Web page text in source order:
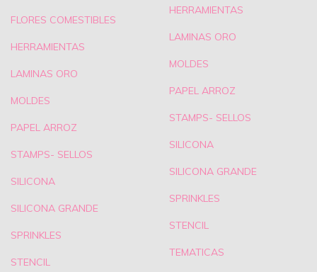
FLORES COMESTIBLES
HERRAMIENTAS
LAMINAS ORO
MOLDES
PAPEL ARROZ
STAMPS- SELLOS
SILICONA
SILICONA GRANDE
SPRINKLES
STENCIL
HERRAMIENTAS
LAMINAS ORO
MOLDES
PAPEL ARROZ
STAMPS- SELLOS
SILICONA
SILICONA GRANDE
SPRINKLES
STENCIL
TEMATICAS